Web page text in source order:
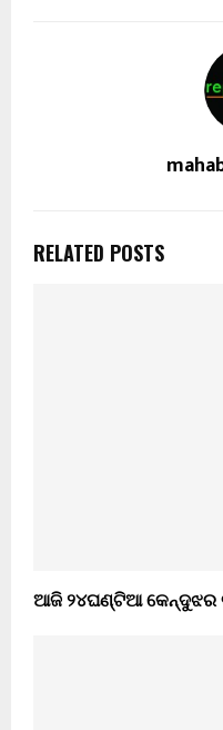
RELATED POSTS
ଆଜି ୨୪ଘଣ୍ଟିଆ କେନ୍ଦୁଝର